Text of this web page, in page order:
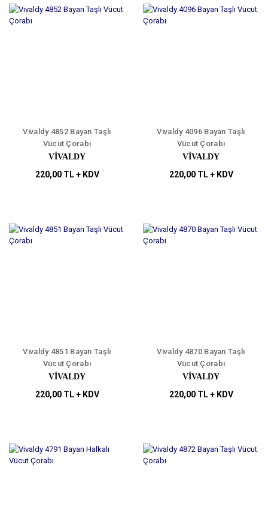
Vivaldy 4852 Bayan Taşlı
Vücut Çorabı
VİVALDY
220,00 TL + KDV
Vivaldy 4096 Bayan Taşlı
Vücut Çorabı
VİVALDY
220,00 TL + KDV
Vivaldy 4851 Bayan Taşlı
Vücut Çorabı
VİVALDY
220,00 TL + KDV
Vivaldy 4870 Bayan Taşlı
Vücut Çorabı
VİVALDY
220,00 TL + KDV